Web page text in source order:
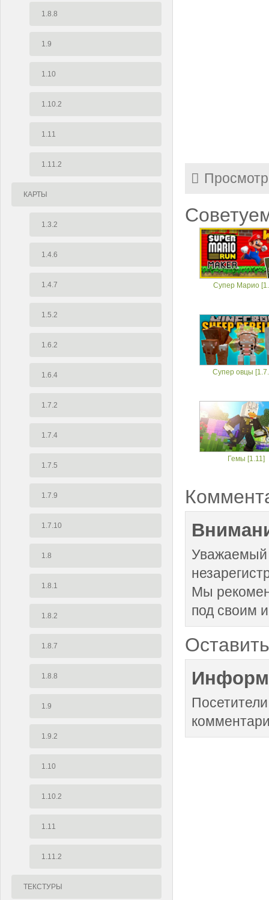
1.8.8
1.9
1.10
1.10.2
1.11
1.11.2
КАРТЫ
1.3.2
1.4.6
1.4.7
1.5.2
1.6.2
1.6.4
1.7.2
1.7.4
1.7.5
1.7.9
1.7.10
1.8
1.8.1
1.8.2
1.8.7
1.8.8
1.9
1.9.2
1.10
1.10.2
1.11
1.11.2
ТЕКСТУРЫ
Супер Марио
Супер овцы
Гемы [1.11]
Уважаемый
Мы
под своим